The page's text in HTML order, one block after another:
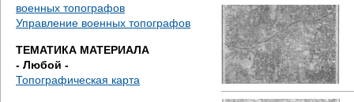
военных топографов
Управление военных топографов
ТЕМАТИКА МАТЕРИАЛА
- Любой -
Топографическая карта